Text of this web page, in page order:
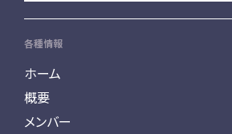
各種情報
ホーム
概要
メンバー